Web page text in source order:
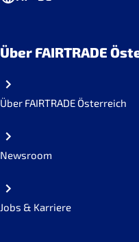
Über FAIRTRADE
Über FAIRTRADE Österreich
Newsroom
Jobs & Karriere